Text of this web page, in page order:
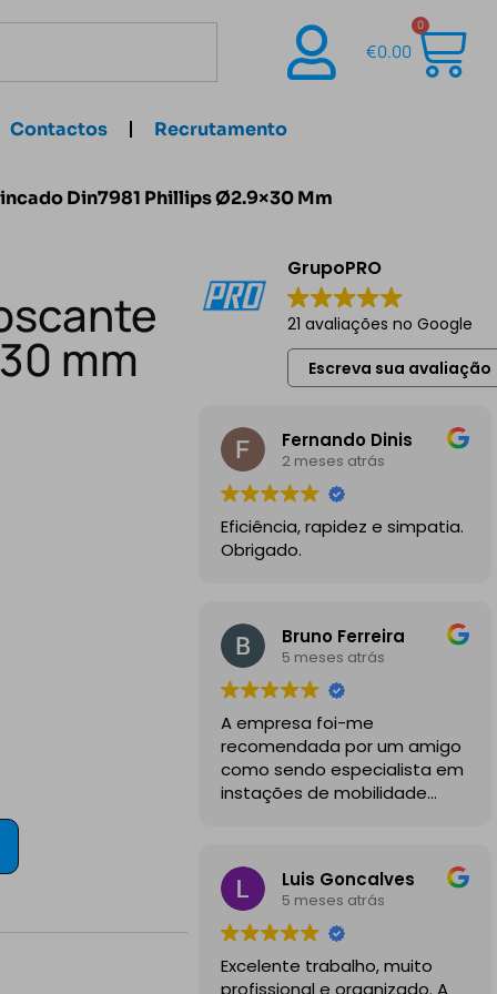
€0.00
0
Contactos Recrutamento
Din7981 Phillips Ø2.9×30 Mm
mm
GrupoPRO
21 avaliações no Google
Escreva sua avaliação
Fernando Dinis
2 meses atrás
Eficiência, rapidez e simpatia.
Obrigado.
Bruno Ferreira
5 meses atrás
A empresa foi-me
recomendada por um amigo
como sendo especialista em
instações de mobilidade
profissionais, comunicativos e
disponiveis para todas as
minhas dúvidas.
A instalação de tomada
reforçada em garagem
Luis Goncalves
5 meses atrás
Excelente trabalho, muito
profissional e organizado. A